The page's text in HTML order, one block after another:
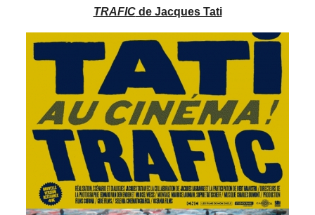
TRAFICde Jacques Tati